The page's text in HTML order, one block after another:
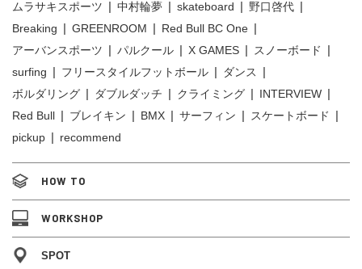
ムラサキスポーツ
中村輪夢 skateboard
野口啓代
Breaking
GREENROOM
Red Bull BC One
アーバンスポーツ
パルクール X GAMES
スノーボード
surfing
フリースタイルフットボール
ダンス
ボルダリング
ダブルダッチ クライミング
INTERVIEW
Red Bull
ブレイキン BMX サーフィン
スケートボード
pickup
recommend
HOW TO
WORKSHOP
SPOT